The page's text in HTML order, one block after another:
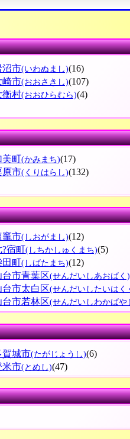
沼市(いわぬまし)(16)
崎市(おおさきし)(107)
衡村(おおひらむら)(4)
美町(かみまち)(17)
原市(くりはらし)(132)
竈市(しおがまし)(12)
?宿町(しちかしゅくまち)(5)
田町(しばたまち)(12)
台市青葉区(せんだいしあおばく)
台市太白区(せんだいしたいはく
台市若林区(せんだいしわかばや
賀城市(たがじょうし)(6)
米市(とめし)(47)